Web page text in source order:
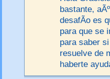
bastante,
desafÃ­o es
para que se
para saber
resuelve de
haberte